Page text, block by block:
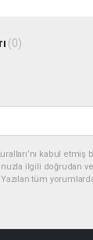
(0)
kabul
ilgili doğrudan
Yazılan tüm